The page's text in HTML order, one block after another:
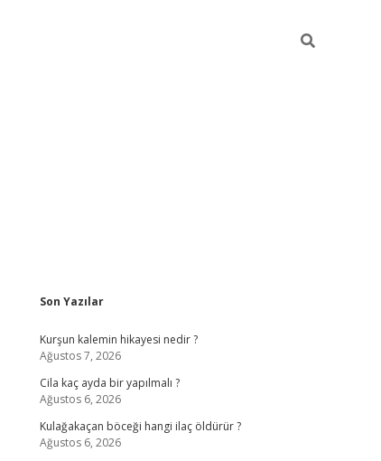
Sidebar
Son Yazılar
Kurşun kalemin hikayesi nedir ?
Ağustos 7, 2026
Cila kaç ayda bir yapılmalı ?
Ağustos 6, 2026
Kulağakaçan böceği hangi ilaç öldürür ?
Ağustos 6, 2026